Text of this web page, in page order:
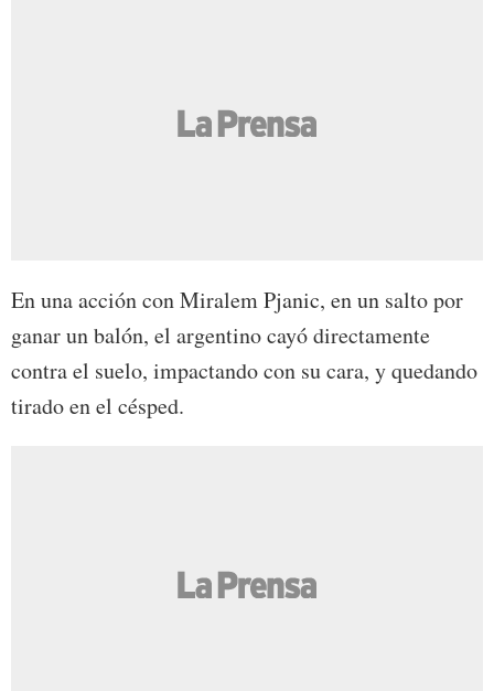
En una acción con Miralem Pjanic, en un salto por
ganar un balón, el argentino cayó directamente
contra el suelo, impactando con su cara, y quedando
tirado en el césped.